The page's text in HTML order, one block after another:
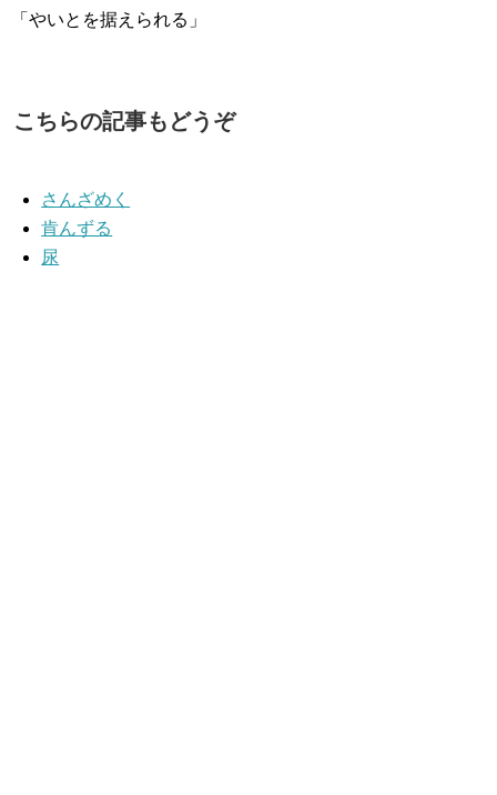
「やいとを据えられる」
こちらの記事もどうぞ
さんざめく
肯んずる
尿